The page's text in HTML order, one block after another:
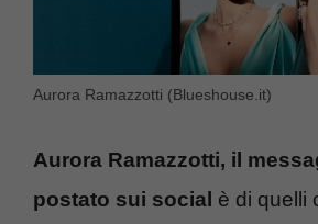
Aurora Ramazzotti (Blueshouse.it)
Aurora Ramazzotti, il
postato sui social è di quelli